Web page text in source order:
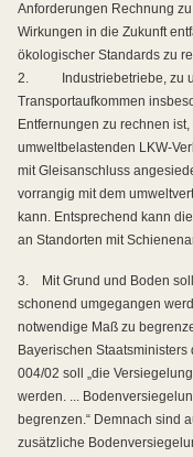
Anforderungen Rechnung
Wirkungen in die Zukunft
ökologischer Standards zu
2.
Industriebetriebe, zu
Transportaufkommen
Entfernungen zu rechnen
umweltbelastenden LKW-
mit Gleisanschluss
vorrangig mit dem
kann. Entsprechend kann
an Standorten mit
3.
Mit Grund und Boden
schonend umgegangen
notwendige Maß zu
Bayerischen
004/02 soll „die
werden. ...
begrenzen.“ Demnach sind
zusätzliche